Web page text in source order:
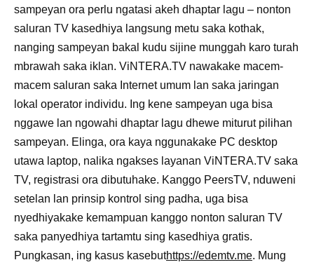
sampeyan ora perlu ngatasi akeh dhaptar lagu – nonton
saluran TV kasedhiya langsung metu saka kothak,
nanging sampeyan bakal kudu sijine munggah karo turah
mbrawah saka iklan. ViNTERA.TV nawakake macem-
macem saluran saka Internet umum lan saka jaringan
lokal operator individu. Ing kene sampeyan uga bisa
nggawe lan ngowahi dhaptar lagu dhewe miturut pilihan
sampeyan. Elinga, ora kaya nggunakake PC desktop
utawa laptop, nalika ngakses layanan ViNTERA.TV saka
TV, registrasi ora dibutuhake. Kanggo PeersTV, nduweni
setelan lan prinsip kontrol sing padha, uga bisa
nyedhiyakake kemampuan kanggo nonton saluran TV
saka panyedhiya tartamtu sing kasedhiya gratis.
Pungkasan, ing kasus kasebuthttps://edemtv.me. Mung